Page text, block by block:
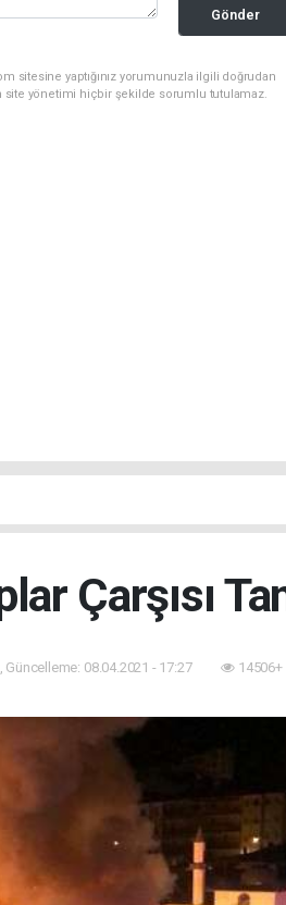
Gönder
sitesine yaptığınız yorumunuzla ilgili doğrudan
site yönetimi hiçbir şekilde sorumlu tutulamaz.
Çarşısı
Güncelleme: 08.04.2021 - 17:27